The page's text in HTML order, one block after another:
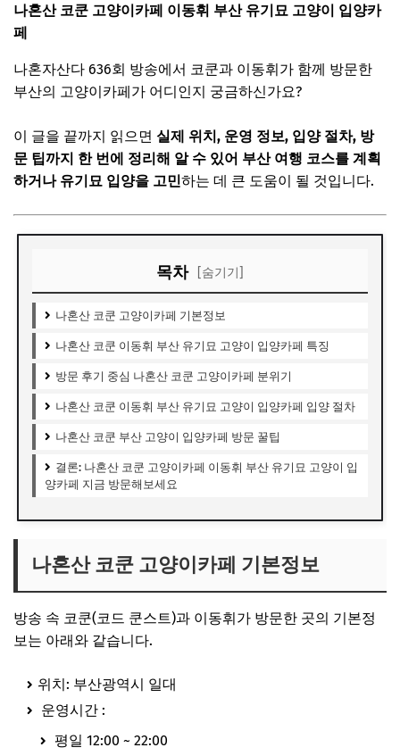
나혼산 코쿤 고양이카페 이동휘 부산 유기묘 고양이 입양카
페
나혼자산다 636회 방송에서 코쿤과 이동휘가 함께 방문한
부산의 고양이카페가 어디인지 궁금하신가요?
이 글을 끝까지 읽으면 실제 위치, 운영 정보, 입양 절차, 방
문 팁까지 한 번에 정리해 알 수 있어 부산 여행 코스를 계획
하거나 유기묘 입양을 고민하는 데 큰 도움이 될 것입니다.
목차 [숨기기]
나혼산 코쿤 고양이카페 기본정보
나혼산 코쿤 이동휘 부산 유기묘 고양이 입양카페 특징
방문 후기 중심 나혼산 코쿤 고양이카페 분위기
나혼산 코쿤 이동휘 부산 유기묘 고양이 입양카페 입양 절차
나혼산 코쿤 부산 고양이 입양카페 방문 꿀팁
결론: 나혼산 코쿤 고양이카페 이동휘 부산 유기묘 고양이 입
양카페 지금 방문해보세요
나혼산 코쿤 고양이카페 기본정보
방송 속 코쿤(코드 쿤스트)과 이동휘가 방문한 곳의 기본정
보는 아래와 같습니다.
위치: 부산광역시 일대
운영시간 :
평일 12:00 ~ 22:00